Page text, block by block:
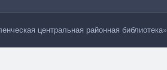
центральная районная библиотека»